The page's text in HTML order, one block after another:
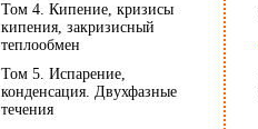
Том 4. Кипение, кризисы
кипения, закризисный
теплообмен
Том 5. Испарение,
конденсация. Двухфазные
течения